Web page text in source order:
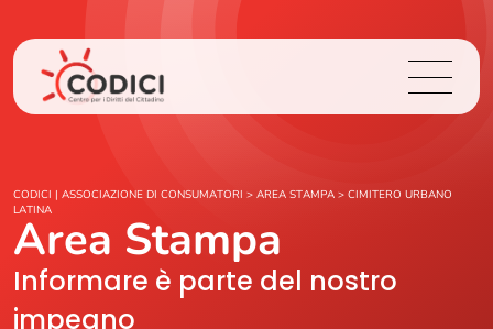
Chi Siamo
Cosa Facciamo
Area Stampa
CODICI | ASSOCIAZIONE DI CONSUMATORI > AREA STAMPA > CIMITERO URBANO
LATINA
Area Stampa
Informare è parte del nostro
impegno